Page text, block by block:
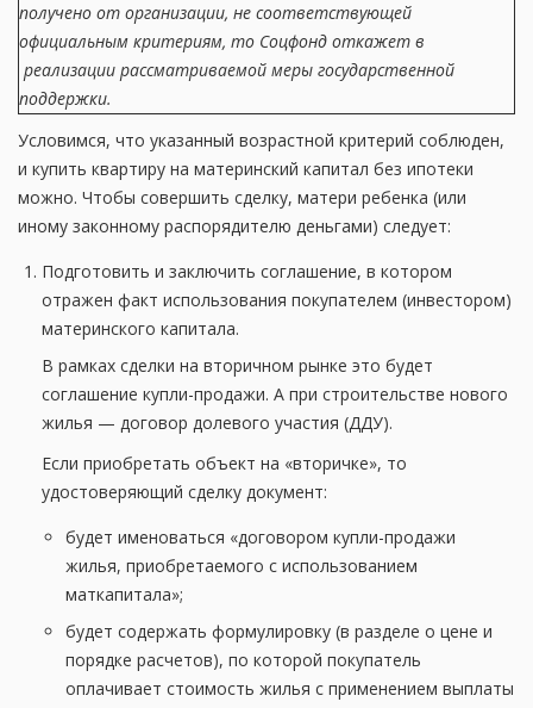
получено от организации, не соответствующей
официальным критериям, то Соцфонд откажет в
реализации рассматриваемой меры государственной
поддержки.
Условимся, что указанный возрастной критерий соблюден,
и купить квартиру на материнский капитал без ипотеки
можно. Чтобы совершить сделку, матери ребенка (или
иному законному распорядителю деньгами) следует:
Подготовить и заключить соглашение, в котором
отражен факт использования покупателем (инвестором)
материнского капитала.
В рамках сделки на вторичном рынке это будет
соглашение купли-продажи. А при строительстве нового
жилья — договор долевого участия (ДДУ).
Если приобретать объект на «вторичке», то
удостоверяющий сделку документ:
будет именоваться «договором купли-продажи
жилья, приобретаемого с использованием
маткапитала»;
будет содержать формулировку (в разделе о цене и
порядке расчетов), по которой покупатель
оплачивает стоимость жилья с применением выплаты